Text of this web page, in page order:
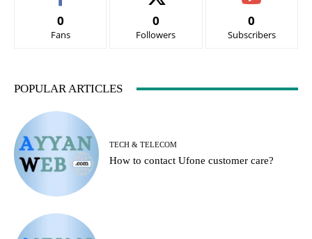
0
Fans
0
Followers
0
Subscribers
POPULAR ARTICLES
TECH & TELECOM
How to contact Ufone customer care?